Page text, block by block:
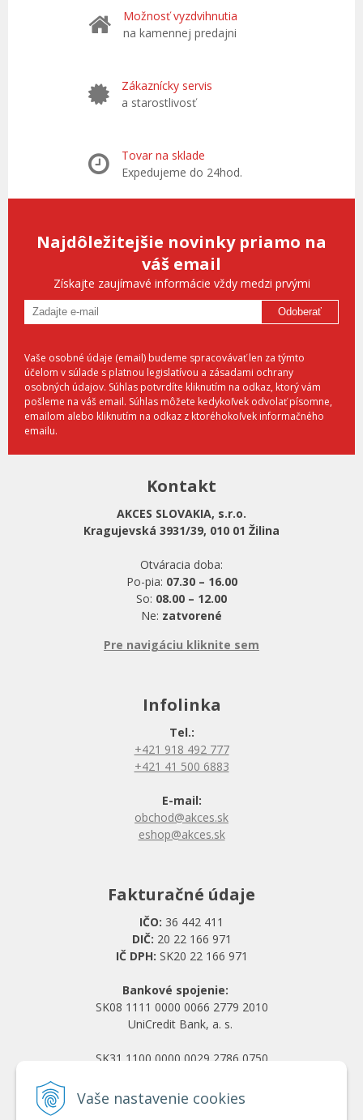
Vaše nastavenie cookies
Možnosť vyzdvihnutia
na kamennej predajni
Zákaznícky servis
a starostlivosť
Tovar na sklade
Expedujeme do 24hod.
Najdôležitejšie novinky priamo na
váš email
Získajte zaujímavé informácie vždy medzi prvými
Odoberať
Vaše osobné údaje (email) budeme spracovávať len za týmto
účelom v súlade s platnou legislatívou a zásadami ochrany
osobných údajov. Súhlas potvrdíte kliknutím na odkaz, ktorý vám
pošleme na váš email. Súhlas môžete kedykoľvek odvolať písomne,
emailom alebo kliknutím na odkaz z ktoréhokoľvek informačného
emailu.
Kontakt
AKCES SLOVAKIA, s.r.o.
Kragujevská 3931/39, 010 01 Žilina
Otváracia doba:
Po-pia: 07.30 – 16.00
So: 08.00 – 12.00
Ne: zatvorené
Pre navigáciu kliknite sem
Infolinka
Tel.:
+421 918 492 777
+421 41 500 6883
E-mail:
obchod@akces.sk
eshop@akces.sk
Fakturačné údaje
IČO: 36 442 411
DIČ: 20 22 166 971
IČ DPH: SK20 22 166 971
Bankové spojenie:
SK08 1111 0000 0066 2779 2010
UniCredit Bank, a. s.
SK31 1100 0000 0029 2786 0750